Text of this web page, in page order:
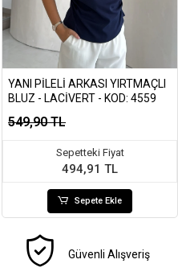
YANI PILELI ARKASI YIRTMAÇLI
BLUZ - LACIVERT - KOD: 4559
549,90 TL
Sepetteki Fiyat
494,91 TL
Sepete Ekle
Güvenli Alışveriş